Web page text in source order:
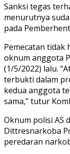
Sanksi tegas
menurutnya
pada
Pemecatan
oknum anggota
(1/5/2022) lalu.
terbukti dalam
kedua anggota
sama,” tutur
Oknum polisi AS
Dittresnarkoba
peredaran